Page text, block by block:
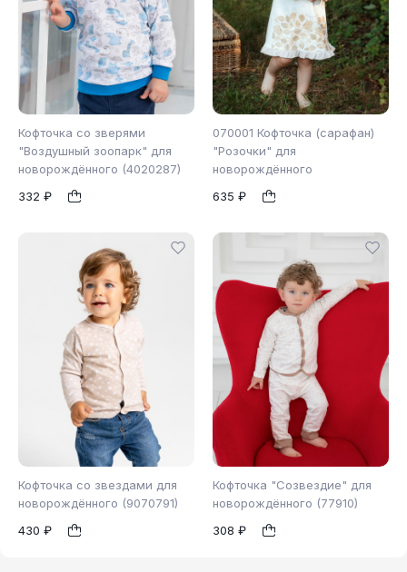
Кофточка со зверями
"Воздушный зоопарк" для
новорождённого (4020287)
332 ₽
1
070001 Кофточка (сарафан)
"Розочки" для
новорождённого
635 ₽
1
Кофточка со звездами для
новорождённого (9070791)
430 ₽
86
Кофточка "Созвездие" для
новорождённого (77910)
308 ₽
62